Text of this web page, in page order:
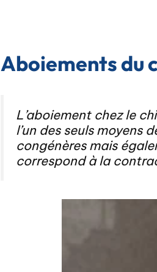
Aboiements du
L’aboiement chez le
l’un des seuls moyens
congénères mais
correspond à la